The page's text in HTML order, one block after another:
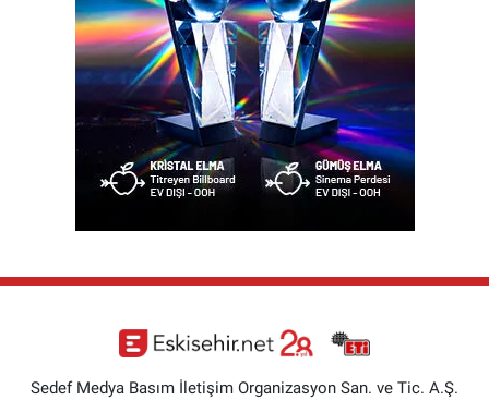
Sedef Medya Basım İletişim Organizasyon San. ve Tic. A.Ş.